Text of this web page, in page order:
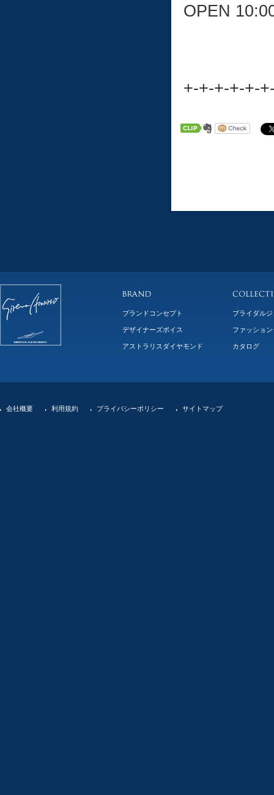
OPEN
+-+-+-+-+-
ブランドコンセプト
デザイナーズボイス
アストラリスダイヤモンド
ブライダル
ファッショ
カタログ
会社概要 利用規約 プライバシーポリシー サイトマップ